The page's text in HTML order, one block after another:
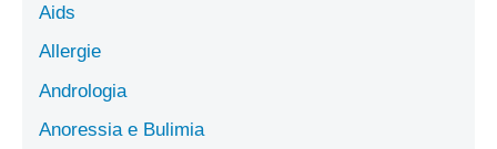
Aids
Allergie
Andrologia
Anoressia e Bulimia